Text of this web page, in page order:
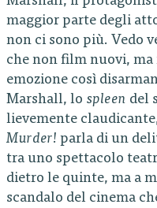
maggior parte degli
non ci sono più. Vedo
che non film nuovi, ma
emozione così
Marshall, lo spleen del
lievemente
Murder! parla di un
tra uno spettacolo
dietro le quinte, ma a
scandalo del cinema